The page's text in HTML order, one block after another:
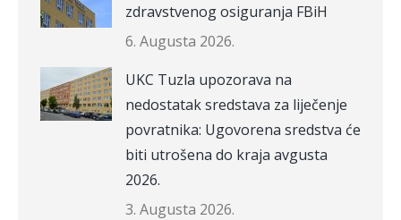
zdravstvenog osiguranja FBiH
6. Augusta 2026.
UKC Tuzla upozorava na
nedostatak sredstava za liječenje
povratnika: Ugovorena sredstva će
biti utrošena do kraja avgusta
2026.
3. Augusta 2026.